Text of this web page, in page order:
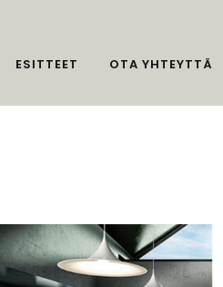
ESITTEET OTA YHTEYTTÄ